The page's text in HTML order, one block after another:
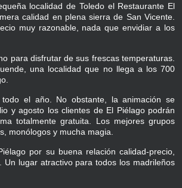
localidad de Toledo el Restaurante El
calidad en plena sierra de San Vicente.
muy razonable, nada que envidiar a los
para disfrutar de sus frescas temperaturas.
una localidad que no llega a los 700
el año. No obstante, la animación se
y agosto los clientes de El Piélago podrán
totalmente gratuita. Los mejores grupos
monólogos y mucha magia.
por su buena relación calidad-precio,
lugar atractivo para todos los madrileños